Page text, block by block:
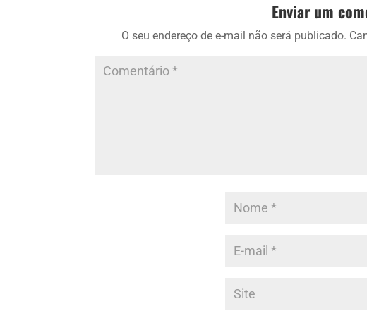
Enviar um
O seu endereço de e-mail não será publicado.